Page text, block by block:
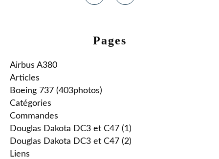
Pages
Airbus A380
Articles
Boeing 737 (403photos)
Catégories
Commandes
Douglas Dakota DC3 et C47 (1)
Douglas Dakota DC3 et C47 (2)
Liens